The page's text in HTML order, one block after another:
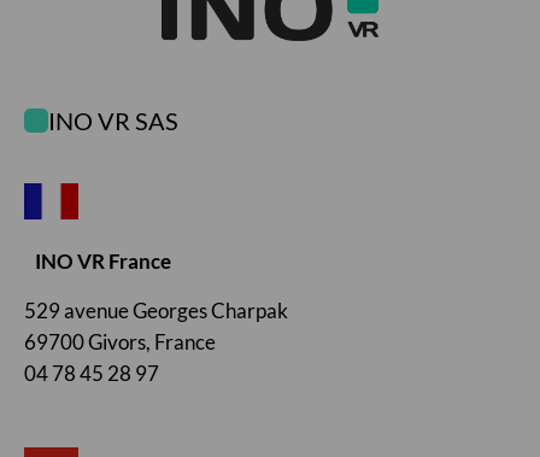
INO VR SAS
INO VR France
529 avenue Georges Charpak
69700 Givors, France
04 78 45 28 97